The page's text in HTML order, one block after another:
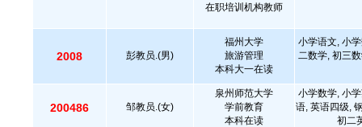
在职培训机构教师
2008 彭教员.(男)
福州大学
旅游管理
本科大一在读
小学语文, 小
二数学, 初三
200486 邹教员.(女)
泉州师范大学
学前教育
本科在读
小学数学, 小
语, 英语四级,
初二